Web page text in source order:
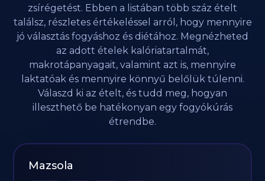
zsírégetést. Ebben a listában több száz ételt
találsz, részletes értékeléssel arról, hogy mennyire
jó választás fogyáshoz és diétához. Megnézheted
az adott ételek kalóriatartalmát,
makrotápanyagait, valamint azt is, mennyire
laktatóak és mennyire könnyű belőlük túlenni.
Válaszd ki az ételt, és tudd meg, hogyan
illeszthető be hatékonyan egy fogyókúrás
étrendbe.
Mazsola